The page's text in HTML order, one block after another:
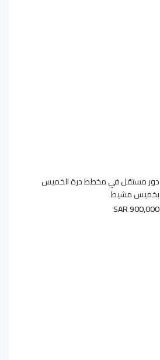
دور مستقل في مخطط درة الخميس
بخميس مشيط
SAR 900,000